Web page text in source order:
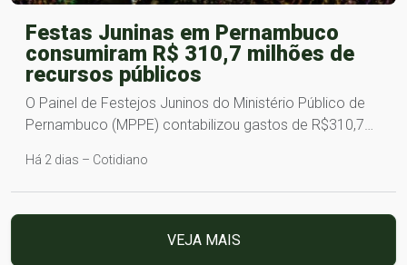
Festas Juninas em Pernambuco
consumiram R$ 310,7 milhões de
recursos públicos
O Painel de Festejos Juninos do Ministério Público de
Pernambuco (MPPE) contabilizou gastos de R$310,7…
Há 2 dias – Cotidiano
VEJA MAIS